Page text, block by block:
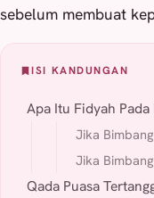
sebelum membuat
ISI KANDUNGAN
Apa Itu Fidyah
Jika
Jika
Qada Puasa